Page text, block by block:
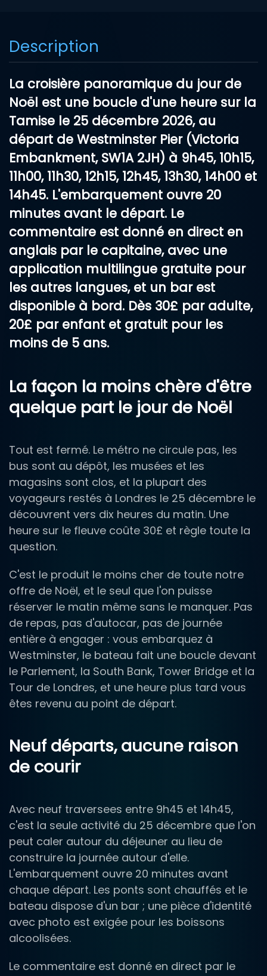
Description
La croisière panoramique du jour de
Noël est une boucle d'une heure sur la
Tamise le 25 décembre 2026, au
départ de Westminster Pier(Victoria
Embankment, SW1A 2JH) à 9h45, 10h15,
11h00, 11h30, 12h15, 12h45, 13h30, 14h00 et
14h45. L'embarquement ouvre 20
minutes avant le départ. Le
commentaire est donné en direct en
anglais par le capitaine, avec une
application multilingue gratuite pour
les autres langues, et un bar est
disponible à bord. Dès 30£ par adulte,
20£ par enfant et gratuit pour les
moins de 5 ans.
La façon la moins chère d'être
quelque part le jour de Noël
Tout est fermé. Le métro ne circule pas, les
bus sont au dépôt, les musées et les
magasins sont clos, et la plupart des
voyageurs restés à Londres le 25 décembre le
découvrent vers dix heures du matin. Une
heure sur le fleuve coûte 30£ et règle toute la
question.
C'est le produit le moins cher de toute notre
offre de Noël, et le seul que l'on puisse
réserver le matin même sans le manquer. Pas
de repas, pas d'autocar, pas de journée
entière à engager : vous embarquez à
Westminster, le bateau fait une boucle devant
le Parlement, la South Bank, Tower Bridge et la
Tour de Londres, et une heure plus tard vous
êtes revenu au point de départ.
Neuf départs, aucune raison
de courir
Avec neuf traversees entre 9h45 et 14h45,
c'est la seule activité du 25 décembre que l'on
peut caler autour du déjeuner au lieu de
construire la journée autour d'elle.
L'embarquement ouvre 20 minutes avant
chaque départ. Les ponts sont chauffés et le
bateau dispose d'un bar ; une pièce d'identité
avec photo est exigée pour les boissons
alcoolisées.
Le commentaire est donné en direct par le